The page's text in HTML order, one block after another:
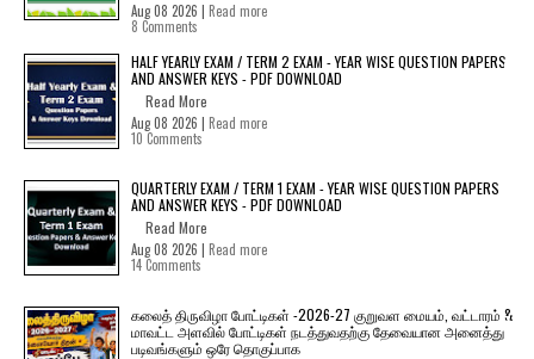
Aug 08 2026 | Read more
8 Comments
HALF YEARLY EXAM / TERM 2 EXAM - YEAR WISE QUESTION PAPERS
AND ANSWER KEYS - PDF DOWNLOAD
Read More
Aug 08 2026 | Read more
10 Comments
QUARTERLY EXAM / TERM 1 EXAM - YEAR WISE QUESTION PAPERS
AND ANSWER KEYS - PDF DOWNLOAD
Read More
Aug 08 2026 | Read more
14 Comments
கலைத் திருவிழா போட்டிகள் -2026-27 குறுவள மையம், வட்டாரம் &
மாவட்ட அளவில் போட்டிகள் நடத்துவதற்கு தேவையான அனைத்து
படிவங்களும் ஒரே தொகுப்பாக